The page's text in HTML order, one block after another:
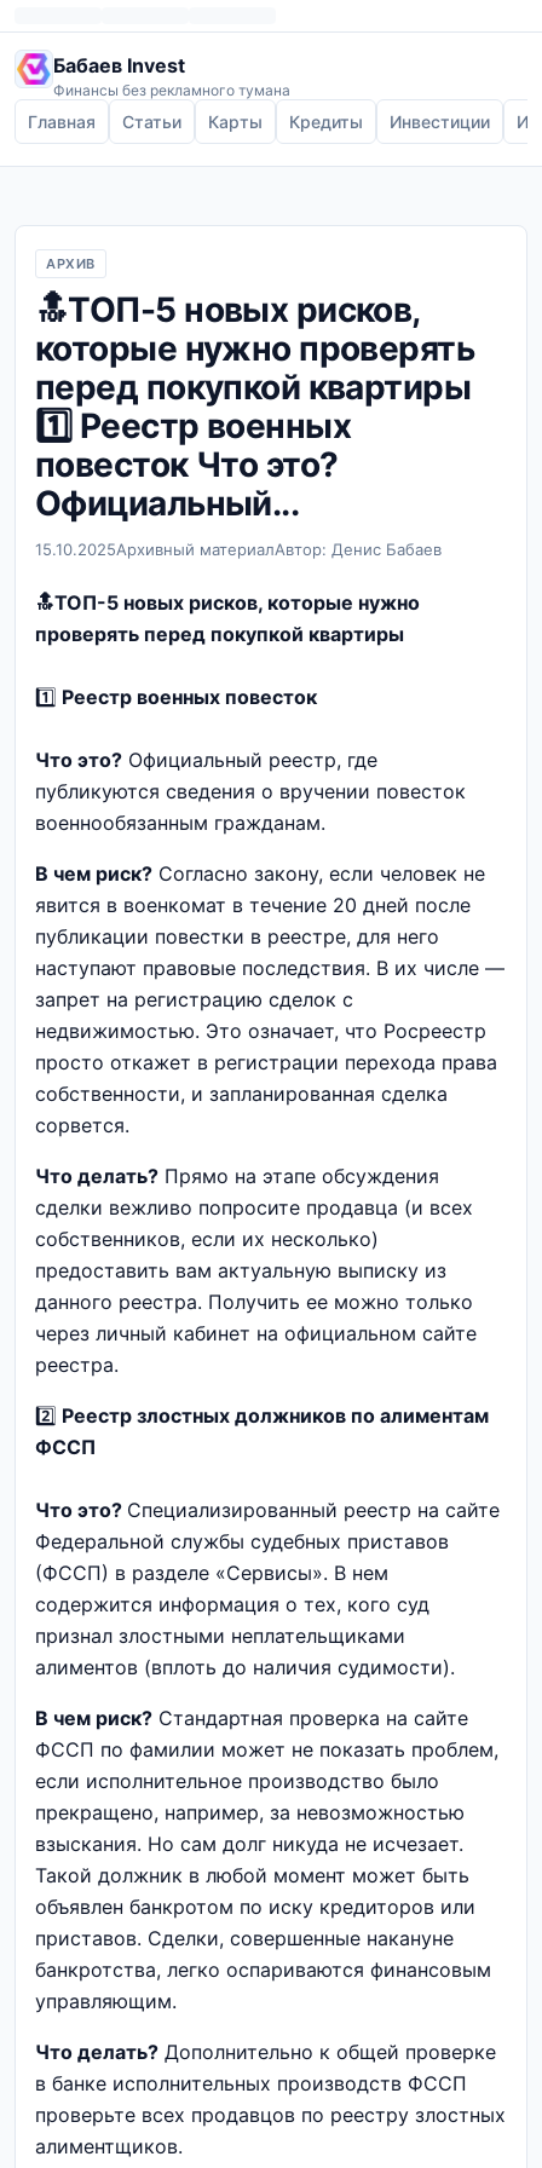
Бабаев Invest
Финансы без рекламного тумана
Главная Статьи Карты Кредиты Инвестиции
АРХИВ
🔝ТОП-5 новых рисков,
которые нужно проверять
перед покупкой квартиры
1️⃣ Реестр военных
повесток Что это?
Официальный...
15.10.2025Архивный материалАвтор: Денис Бабаев
🔝ТОП-5 новых рисков, которые нужно
проверять перед покупкой квартиры
1️⃣ Реестр военных повесток
Что это? Официальный реестр, где
публикуются сведения о вручении повесток
военнообязанным гражданам.
В чем риск? Согласно закону, если человек не
явится в военкомат в течение 20 дней после
публикации повестки в реестре, для него
наступают правовые последствия. В их числе —
запрет на регистрацию сделок с
недвижимостью. Это означает, что Росреестр
просто откажет в регистрации перехода права
собственности, и запланированная сделка
сорвется.
Что делать? Прямо на этапе обсуждения
сделки вежливо попросите продавца (и всех
собственников, если их несколько)
предоставить вам актуальную выписку из
данного реестра. Получить ее можно только
через личный кабинет на официальном сайте
реестра.
2️⃣ Реестр злостных должников по алиментам
ФССП
Что это? Специализированный реестр на сайте
Федеральной службы судебных приставов
(ФССП) в разделе «Сервисы». В нем
содержится информация о тех, кого суд
признал злостными неплательщиками
алиментов (вплоть до наличия судимости).
В чем риск? Стандартная проверка на сайте
ФССП по фамилии может не показать проблем,
если исполнительное производство было
прекращено, например, за невозможностью
взыскания. Но сам долг никуда не исчезает.
Такой должник в любой момент может быть
объявлен банкротом по иску кредиторов или
приставов. Сделки, совершенные накануне
банкротства, легко оспариваются финансовым
управляющим.
Что делать? Дополнительно к общей проверке
в банке исполнительных производств ФССП
проверьте всех продавцов по реестру злостных
алиментщиков.